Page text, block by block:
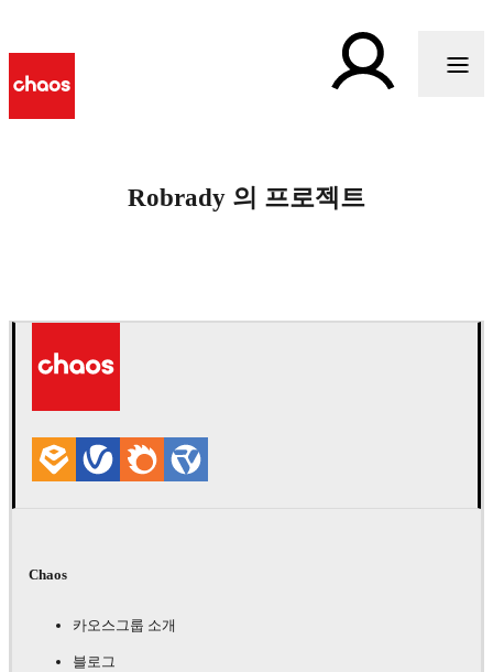
Robrady 의 프로젝트
Chaos
카오스그룹 소개
블로그